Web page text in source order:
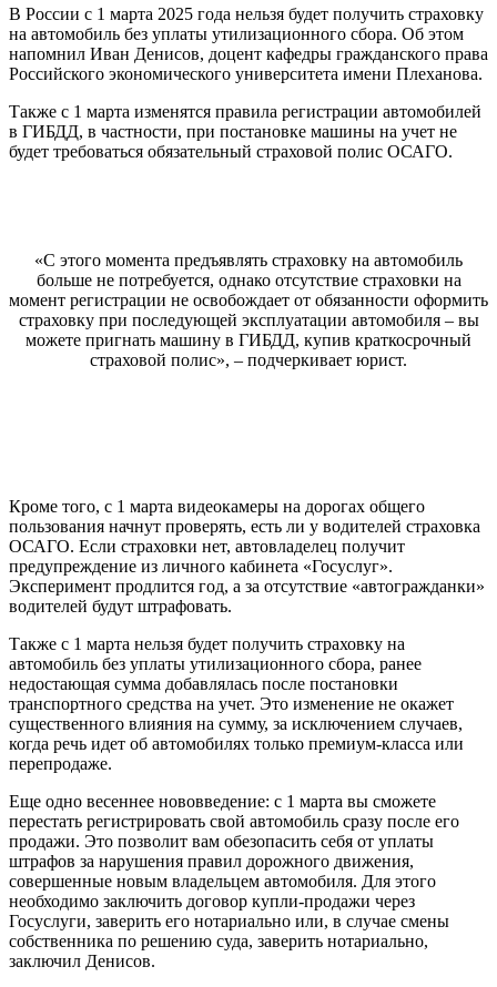
В России с 1 марта 2025 года нельзя будет получить страховку
на автомобиль без уплаты утилизационного сбора. Об этом
напомнил Иван Денисов, доцент кафедры гражданского права
Российского экономического университета имени Плеханова.
Также с 1 марта изменятся правила регистрации автомобилей
в ГИБДД, в частности, при постановке машины на учет не
будет требоваться обязательный страховой полис ОСАГО.
«С этого момента предъявлять страховку на автомобиль
больше не потребуется, однако отсутствие страховки на
момент регистрации не освобождает от обязанности оформить
страховку при последующей эксплуатации автомобиля – вы
можете пригнать машину в ГИБДД, купив краткосрочный
страховой полис», – подчеркивает юрист.
Кроме того, с 1 марта видеокамеры на дорогах общего
пользования начнут проверять, есть ли у водителей страховка
ОСАГО. Если страховки нет, автовладелец получит
предупреждение из личного кабинета «Госуслуг».
Эксперимент продлится год, а за отсутствие «автогражданки»
водителей будут штрафовать.
Также с 1 марта нельзя будет получить страховку на
автомобиль без уплаты утилизационного сбора, ранее
недостающая сумма добавлялась после постановки
транспортного средства на учет. Это изменение не окажет
существенного влияния на сумму, за исключением случаев,
когда речь идет об автомобилях только премиум-класса или
перепродаже.
Еще одно весеннее нововведение: с 1 марта вы сможете
перестать регистрировать свой автомобиль сразу после его
продажи. Это позволит вам обезопасить себя от уплаты
штрафов за нарушения правил дорожного движения,
совершенные новым владельцем автомобиля. Для этого
необходимо заключить договор купли-продажи через
Госуслуги, заверить его нотариально или, в случае смены
собственника по решению суда, заверить нотариально,
заключил Денисов.